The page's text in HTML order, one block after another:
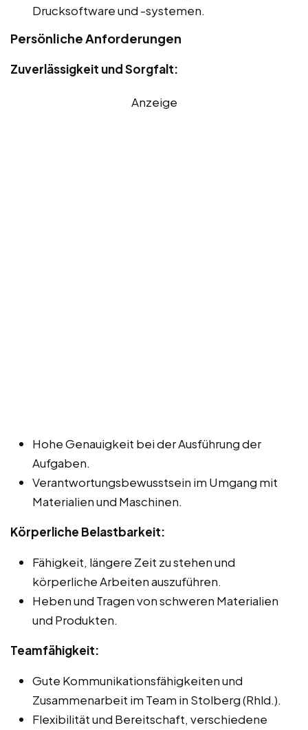
Drucksoftware und -systemen.
Persönliche Anforderungen
Zuverlässigkeit und Sorgfalt:
Anzeige
Hohe Genauigkeit bei der Ausführung der
Aufgaben.
Verantwortungsbewusstsein im Umgang mit
Materialien und Maschinen.
Körperliche Belastbarkeit:
Fähigkeit, längere Zeit zu stehen und
körperliche Arbeiten auszuführen.
Heben und Tragen von schweren Materialien
und Produkten.
Teamfähigkeit:
Gute Kommunikationsfähigkeiten und
Zusammenarbeit im Team in Stolberg (Rhld.).
Flexibilität und Bereitschaft, verschiedene